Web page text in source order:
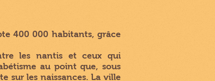
400 000 habitants, grâce
les nantis et ceux qui
au point que, sous
sur les naissances. La ville